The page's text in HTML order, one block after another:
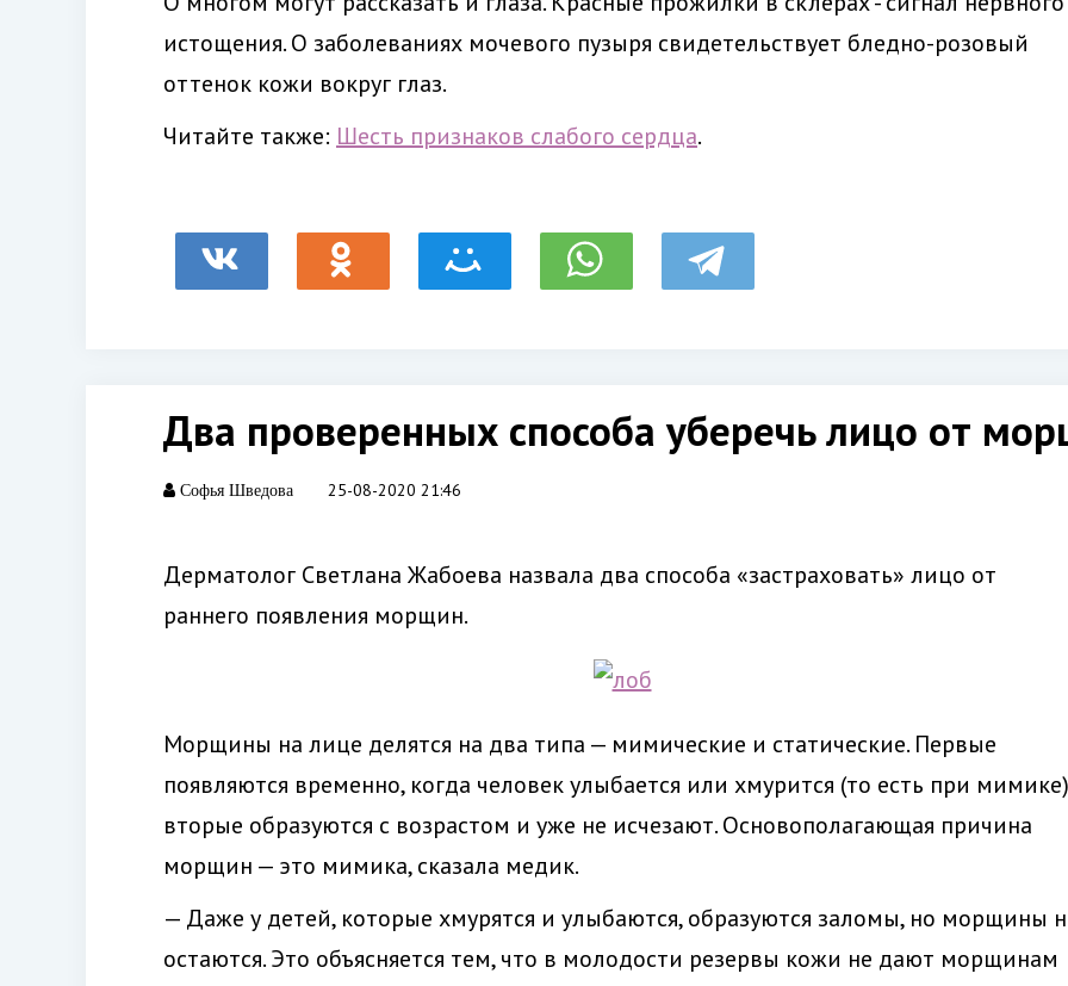
истощения. О заболеваниях мочевого пузыря свидетельствует бледно-розовый
оттенок кожи вокруг глаз.
Читайте также: Шесть признаков слабого сердца.
Два проверенных способа уберечь лицо от
Софья Шведова 25-08-2020 21:46
Дерматолог Светлана Жабоева назвала два способа «застраховать» лицо от
раннего появления морщин.
Морщины на лице делятся на два типа — мимические и статические. Первые
появляются временно, когда человек улыбается или хмурится (то есть при
вторые образуются с возрастом и уже не исчезают. Основополагающая причина
морщин — это мимика, сказала медик.
— Даже у детей, которые хмурятся и улыбаются, образуются заломы, но морщины
остаются. Это объясняется тем, что в молодости резервы кожи не дают морщинам